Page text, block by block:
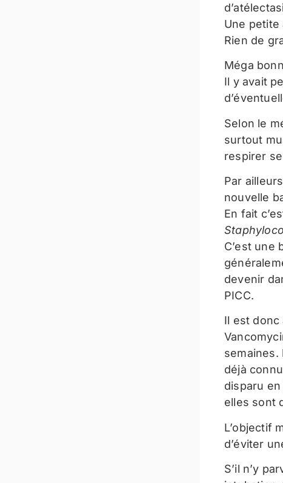
Une petite
Rien de
Méga
Il y avait
Selon le
surtout
respirer
Par
nouvelle
En fait
C’est une
devenir
PICC.
Il est donc
déjà
disparu en
elles sont
L’objectif
d’éviter
S’il n’y